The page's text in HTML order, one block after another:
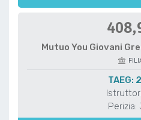
Mutuo You Giovani
TAEG:
Perizia: